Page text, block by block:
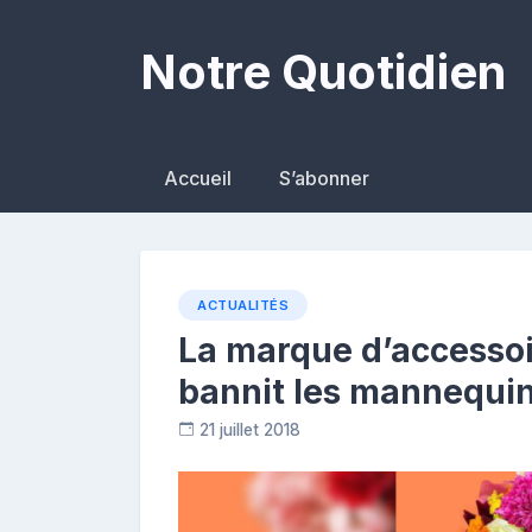
Notre Quotidien
Accueil S’abonner
ACTUALITÉS
La marque
bannit les
21 juillet 2018
n